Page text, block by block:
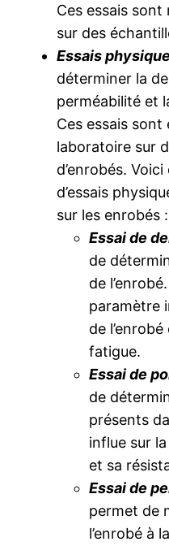
Ces essais
sur des
Essais
déterminer la
perméabilité et
Ces essais sont
laboratoire sur
d’enrobés.
d’essais
sur les enrobés :
Essai de
de
de
paramètre
de
fatigue.
Essai de
de
présents
influe sur
et sa
Essai de
permet de
l’enrobé à